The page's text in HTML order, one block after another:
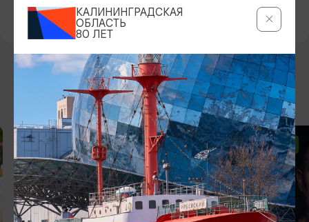
https://teatrkukol39.ru/
ВОЗМОЖНО ВАС ЗАИНТЕРЕСУЕТ
ОТ 2500₽ ОТ 1000₽
КАЛИНИНГРАДСКАЯ
ОБЛАСТЬ
80 ЛЕТ